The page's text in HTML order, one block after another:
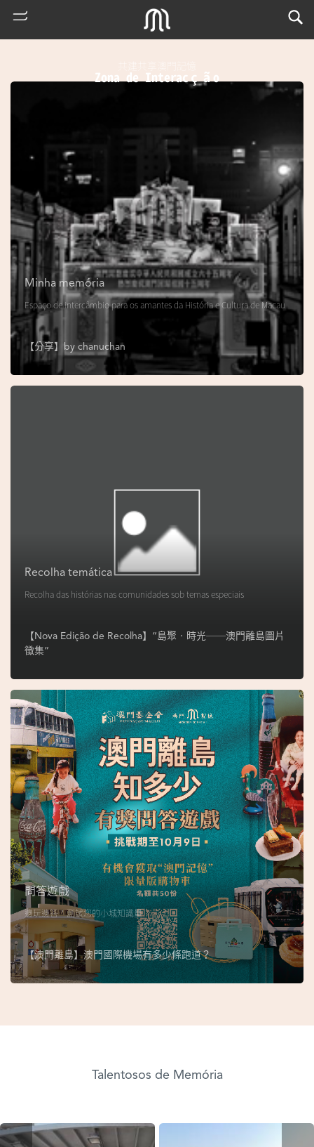
熱
門
搜
索
o
吳
榮
恪
Zona de Interacção
Minha memória
Espaço de intercâmbio para os amantes da História e Cultura de Macau
【分享】by chanuchan
Recolha temática
Recolha das histórias nas comunidades sob temas especiais
【Nova Edição de Recolha】“島聚‧時光──澳門離島圖片
徵集”
問答遊戲
邊玩邊答，測試您的小城知識量
【澳門離島】澳門國際機場有多少條跑道？
Talentosos de Memória